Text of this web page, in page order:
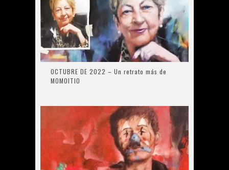
OCTUBRE DE 2022 – Un retrato más de
MOMOITIO